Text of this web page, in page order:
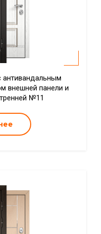
антивандальным
внешней панели и
№11